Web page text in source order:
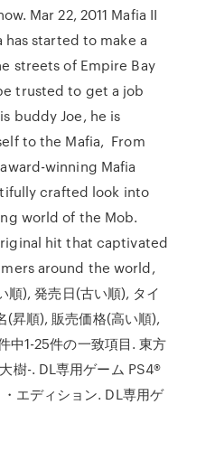
Mar 22, 2011 Mafia II
started to make a
streets of Empire Bay
trusted to get a job
buddy Joe, he is
to the Mafia, From
winning Mafia
crafted look into
world of the Mob.
hit that captivated
around the world,
), 発売日(古い順), タイ
(昇順), 販売価格(高い順),
中1-25件の一致項目. 東方
樹-. DL専用ゲーム PS4®
エディション. DL専用ゲ